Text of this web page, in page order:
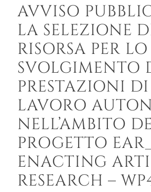
AVVISO
LA SELEZIONE
RISORSA PER LO
SVOLGIMENTO
PRESTAZIONI DI
LAVORO
NELL’AMBITO
PROGETTO
ENACTING
RESEARCH –